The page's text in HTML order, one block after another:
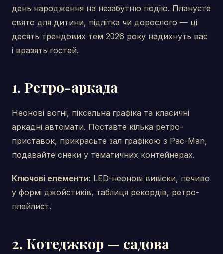
день народження на незабутню подію. Плануєте
свято для дитини, підлітка чи дорослого — ці
десять трендових тем 2026 року надихнуть вас
і вразять гостей.
1. Ретро-аркада
Неонові вогні, піксельна графіка та класичні
аркадні автомати. Поставте кілька ретро-
приставок, прикрасьте зал графікою з Pac-Man,
подавайте снеки у тематичних контейнерах.
Ключові елементи: LED-неонові вивіски, печиво
у формі джойстиків, таблиця рекордів, ретро-
плейлист.
2. Котеджкор — садова